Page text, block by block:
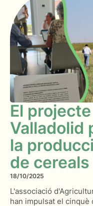
El
Valladolid
la
de cereals
18/10/2025
L'associació
han impulsat el cinquè